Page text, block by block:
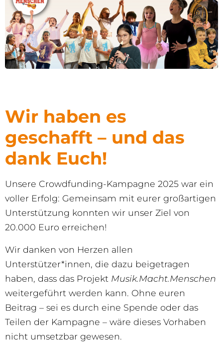
Wir haben es
geschafft – und das
dank Euch!
Unsere Crowdfunding-Kampagne 2025 war ein
voller Erfolg: Gemeinsam mit eurer großartigen
Unterstützung konnten wir unser Ziel von
20.000 Euro erreichen!
Wir danken von Herzen allen
Unterstützer*innen, die dazu beigetragen
haben, dass das Projekt Musik.Macht.Menschen
weitergeführt werden kann. Ohne euren
Beitrag – sei es durch eine Spende oder das
Teilen der Kampagne – wäre dieses Vorhaben
nicht umsetzbar gewesen.